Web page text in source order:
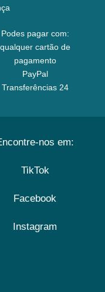
Podes pagar com:
qualquer cartão de
pagamento
PayPal
Transferências 24
nos em:
TikTok
Facebook
Instagram